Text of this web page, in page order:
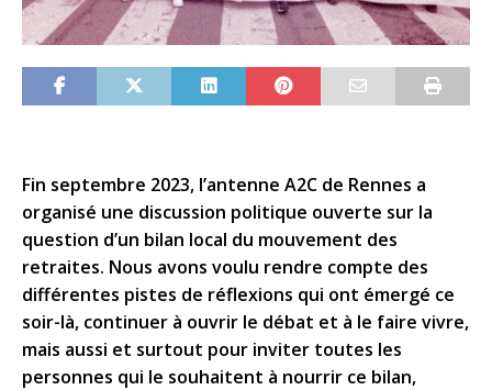
Fin septembre 2023, l’antenne A2C de Rennes a
organisé une discussion politique ouverte sur la
question d’un bilan local du mouvement des
retraites. Nous avons voulu rendre compte des
différentes pistes de réflexions qui ont émergé ce
soir-là, continuer à ouvrir le débat et à le faire vivre,
mais aussi et surtout pour inviter toutes les
personnes qui le souhaitent à nourrir ce bilan,